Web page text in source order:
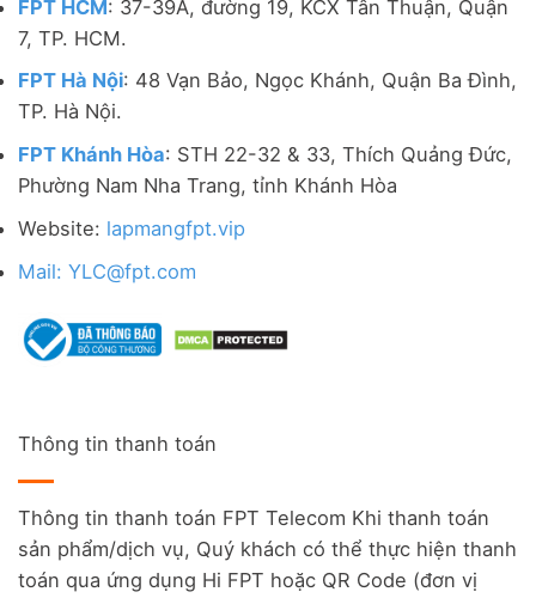
FPT HCM : 37-39A, đường 19, KCX Tân Thuận, Quận
7, TP. HCM.
FPT Hà Nội: 48 Vạn Bảo, Ngọc Khánh, Quận Ba Đình,
TP. Hà Nội.
FPT Khánh Hòa: STH 22-32 & 33, Thích Quảng Đức,
Phường Nam Nha Trang, tỉnh Khánh Hòa
Website: lapmangfpt.vip
Mail: YLC@fpt.com
Thông tin thanh toán
Thông tin thanh toán FPT Telecom Khi thanh toán
sản phẩm/dịch vụ, Quý khách có thể thực hiện thanh
toán qua ứng dụng Hi FPT hoặc QR Code (đơn vị